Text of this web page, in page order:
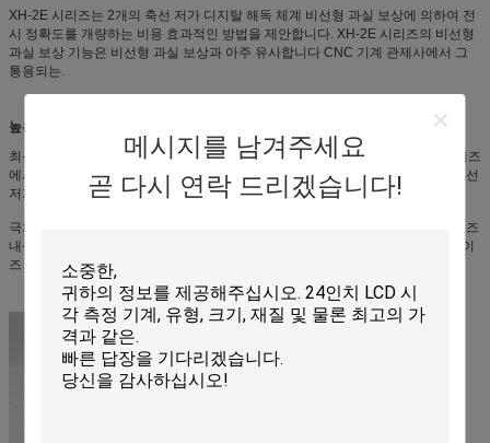
메시지를 남겨주세요
곧 다시 연락 드리겠습니다!
XH-2E 시리즈는 2개의 축선 저가 디지탈 해독 체계 비선형 과실 보상에 의하여 전
시 정확도를 개량하는 비용 효과적인 방법을 제안합니다. XH-2E 시리즈의 비선형
과실 보상 기능은 비선형 과실 보상과 아주 유사합니다 CNC 기계 관제사에서 그
통용되는.
높은 노이즈 내성 & (EMC) 디자인
최신 세겹 단계 소음 여과기는 변형기 신호 입력 소음 거르기를 위해 XH-2E 시리즈
에서 아주 넓은 빈도 대역폭 (1Khz-1000MHz) 소음 묽게함을 제안하는 2개의 축선
저가 디지탈 해독 체계 사용됩니다.
극치 엄격히 알려진 모든 따르는 주의깊은 PCB와 성분 배치는 최대 가능성 노이즈
내성 및 EMC 성과를 얻기 위하여 지배합니다. 선형 전력 공급은 전기 근원에 노이
즈 내성에 있는 최대 가능성 성과를 지키기 위하여 안으로 이용됩니다.